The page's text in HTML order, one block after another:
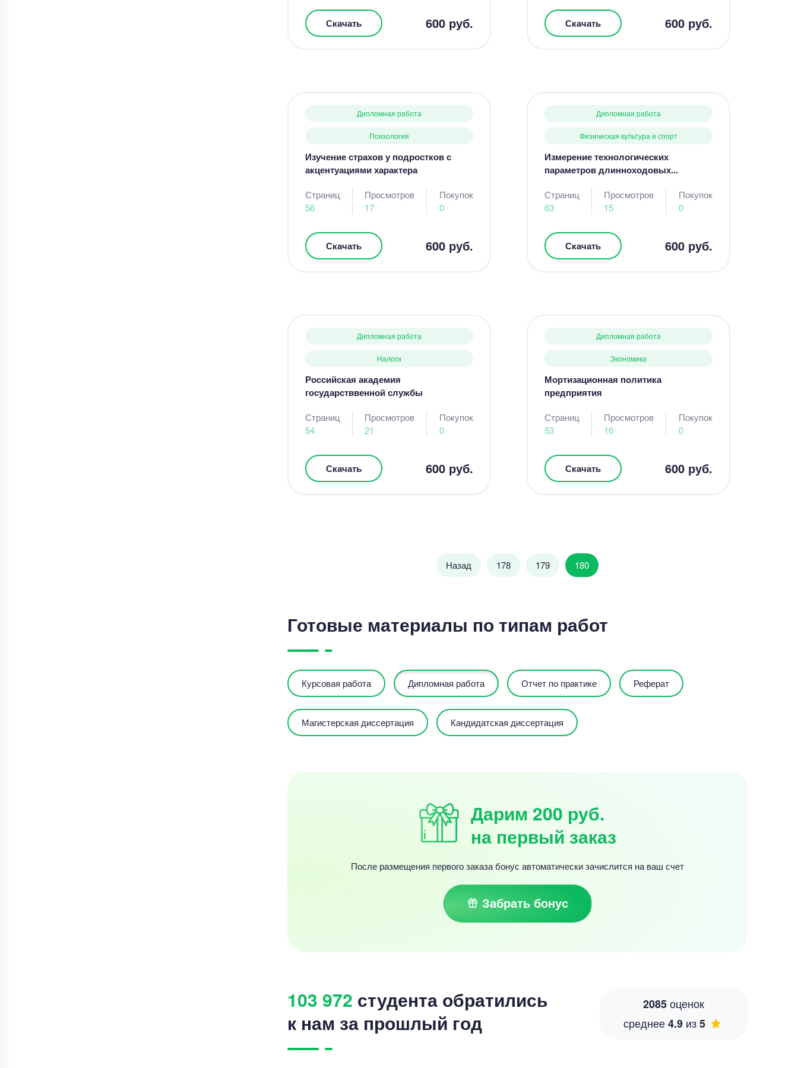
Скачать 600 руб. Скачать 600 руб.
Дипломная работа
Психология
Изучение страхов у подростков с
акцентуациями характера
Страниц
56
Просмотров
17
Покупок
0
Скачать 600 руб.
Дипломная работа
Физическая культура и спорт
Измерение технологических
параметров длинноходовых...
Страниц
63
Просмотров
15
Покупок
0
Скачать 600 руб.
Дипломная работа
Налоги
Российская академия
государстввенной службы
Страниц
54
Просмотров
21
Покупок
0
Скачать 600 руб.
Дипломная работа
Экономика
Мортизационная политика
предприятия
Страниц
53
Просмотров
16
Покупок
0
Скачать 600 руб.
Назад 178 179 180
Готовые материалы по типам работ
Курсовая работа Дипломная работа Отчет по практике Реферат
Магистерская диссертация Кандидатская диссертация
Дарим 200 руб.
на первый заказ
После размещения первого заказа бонус автоматически зачислится на ваш счет
Забрать бонус
103 972 студента обратились
к нам за прошлый год
2085оценок
среднее4.9из5